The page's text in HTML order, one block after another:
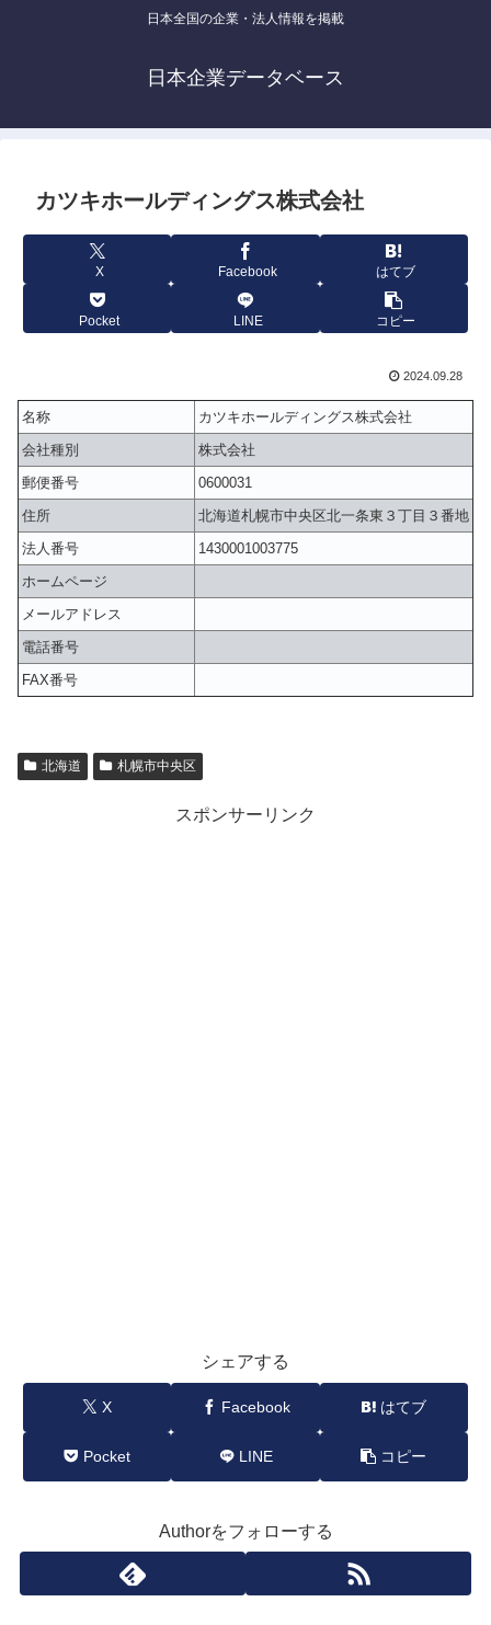
日本全国の企業・法人情報を掲載
日本企業データベース
カツキホールディングス株式会社
X Facebook はてブ
Pocket LINE コピー
2024.09.28
名称
カツキホールディングス株式会社
会社種別
株式会社
郵便番号
0600031
住所
北海道札幌市中央区北一条東３丁目３番地
法人番号
1430001003775
ホームページ
メールアドレス
電話番号
FAX番号
北海道 札幌市中央区
スポンサーリンク
シェアする
X Facebook はてブ
Pocket LINE コピー
Authorをフォローする